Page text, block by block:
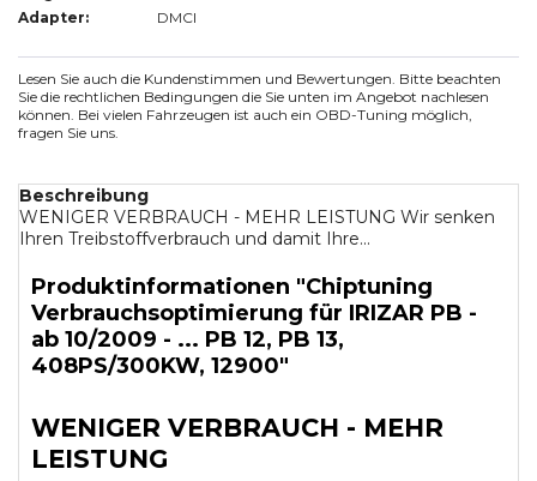
Adapter:
DMCI
Lesen Sie auch die Kundenstimmen und Bewertungen. Bitte beachten
Sie die rechtlichen Bedingungen die Sie unten im Angebot nachlesen
können. Bei vielen Fahrzeugen ist auch ein OBD-Tuning möglich,
fragen Sie uns.
Beschreibung
WENIGER VERBRAUCH - MEHR LEISTUNG Wir senken
Ihren Treibstoffverbrauch und damit Ihre...
Produktinformationen "Chiptuning
Verbrauchsoptimierung für IRIZAR PB -
ab 10/2009 - ... PB 12, PB 13,
408PS/300KW, 12900"
WENIGER VERBRAUCH - MEHR
LEISTUNG